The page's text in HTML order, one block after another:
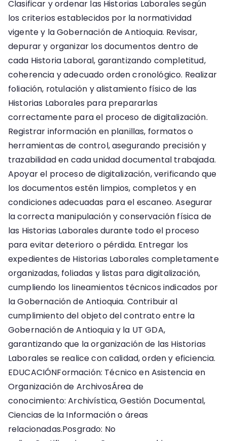
Clasificar y ordenar las Historias Laborales según
los criterios establecidos por la normatividad
vigente y la Gobernación de Antioquia. Revisar,
depurar y organizar los documentos dentro de
cada Historia Laboral, garantizando completitud,
coherencia y adecuado orden cronológico. Realizar
foliación, rotulación y alistamiento físico de las
Historias Laborales para prepararlas
correctamente para el proceso de digitalización.
Registrar información en planillas, formatos o
herramientas de control, asegurando precisión y
trazabilidad en cada unidad documental trabajada.
Apoyar el proceso de digitalización, verificando que
los documentos estén limpios, completos y en
condiciones adecuadas para el escaneo. Asegurar
la correcta manipulación y conservación física de
las Historias Laborales durante todo el proceso
para evitar deterioro o pérdida. Entregar los
expedientes de Historias Laborales completamente
organizadas, foliadas y listas para digitalización,
cumpliendo los lineamientos técnicos indicados por
la Gobernación de Antioquia. Contribuir al
cumplimiento del objeto del contrato entre la
Gobernación de Antioquia y la UT GDA,
garantizando que la organización de las Historias
Laborales se realice con calidad, orden y eficiencia.
EDUCACIÓNFormación: Técnico en Asistencia en
Organización de ArchivosÁrea de
conocimiento: Archivística, Gestión Documental,
Ciencias de la Información o áreas
relacionadas.Posgrado: No